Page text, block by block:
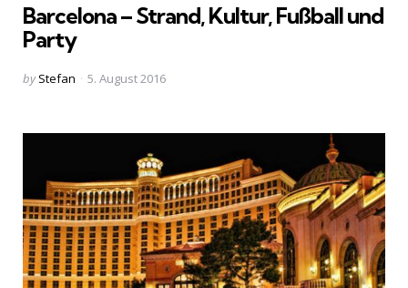
Barcelona – Strand, Kultur, Fußball und
Party
Posted
by Stefan 5. August 2016